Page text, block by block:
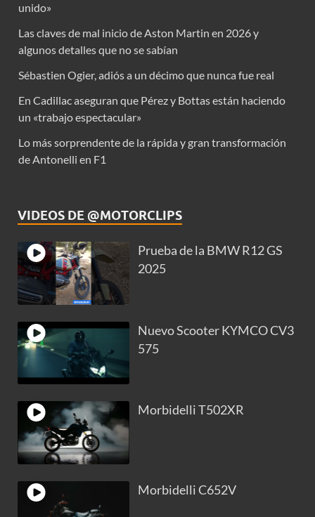
unido»
Las claves de mal inicio de Aston Martin en 2026 y
algunos detalles que no se sabían
Sébastien Ogier, adiós a un décimo que nunca fue real
En Cadillac aseguran que Pérez y Bottas están haciendo
un «trabajo espectacular»
Lo más sorprendente de la rápida y gran transformación
de Antonelli en F1
VIDEOS DE @MOTORCLIPS
Prueba de la BMW R12 GS
2025
Nuevo Scooter KYMCO CV3
575
Morbidelli T502XR
Morbidelli C652V